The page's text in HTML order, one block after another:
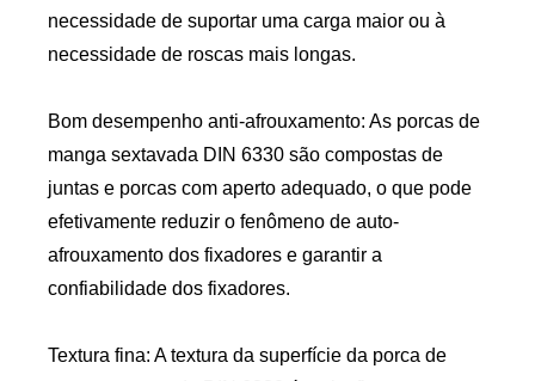
necessidade de suportar uma carga maior ou à
necessidade de roscas mais longas.
Bom desempenho anti-afrouxamento: As porcas de
manga sextavada DIN 6330 são compostas de
juntas e porcas com aperto adequado, o que pode
efetivamente reduzir o fenômeno de auto-
afrouxamento dos fixadores e garantir a
confiabilidade dos fixadores.
Textura fina: A textura da superfície da porca de